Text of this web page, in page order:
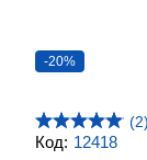
Код: 12418
-20%
(2)